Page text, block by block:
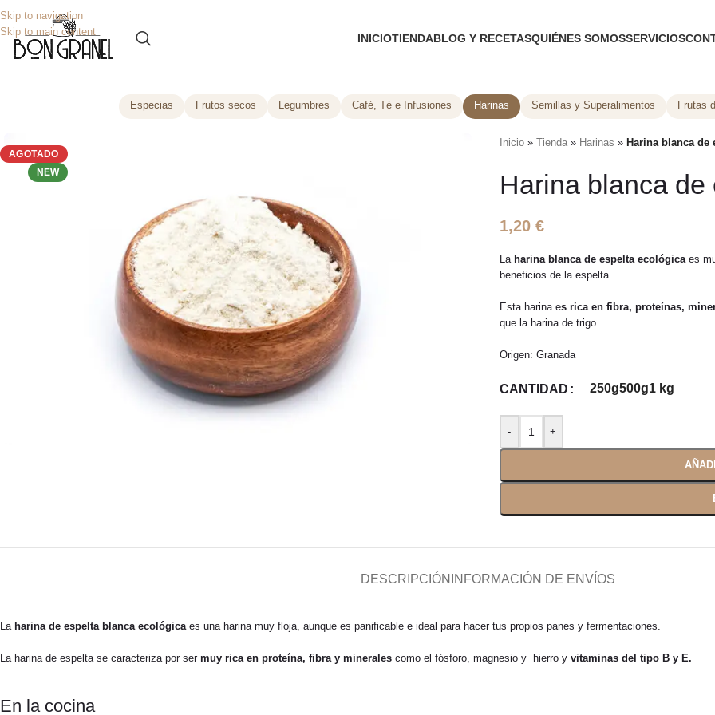
Skip to navigation
Skip to main content
INICIOTIENDABLOG Y RECETASQUIÉNES SOMOSSERVICIOS
Especias Frutos secos Legumbres Café, Té e Infusiones Harinas Semillas y Superalimentos Frutas
AGOTADO
NEW
Inicio» Tienda» Harinas » Harina blanca de
Harina blanca
1,20 €
La harina blanca de espelta ecológicaes
beneficios de la espelta.
Esta harina es rica en fibra, proteínas,
que la harina de trigo.
Origen: Granada
CANTIDAD 250g500g1 kg
DESCRIPCIÓN INFORMACIÓN DE ENVÍOS
La harina de espelta blanca ecológicaes una harina muy floja, aunque es panificable e ideal para hacer tus propios panes y fermentaciones.
La harina de espelta se caracteriza por ser muy rica en proteína, fibra y minerales como el fósforo, magnesio y hierro y vitaminas del tipo B y E.
En la cocina